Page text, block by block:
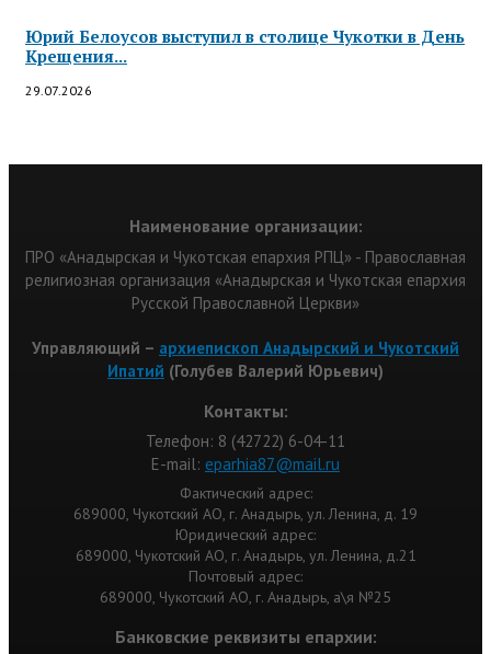
Юрий Белоусов выступил в столице Чукотки в День
Крещения...
29.07.2026
Наименование организации:
ПРО «Анадырская и Чукотская епархия РПЦ» - Православная
религиозная организация «Анадырская и Чукотская епархия
Русской Православной Церкви»
Управляющий – архиепископ Анадырский и Чукотский
Ипатий (Голубев Валерий Юрьевич)
Контакты:
Телефон: 8 (42722) 6-04-11
Е-mail: eparhia87@mail.ru
Фактический адрес:
689000, Чукотский АО, г. Анадырь, ул. Ленина, д. 19
Юридический адрес:
689000, Чукотский АО, г. Анадырь, ул. Ленина, д.21
Почтовый адрес:
689000, Чукотский АО, г. Анадырь, а\я №25
Банковские реквизиты епархии: